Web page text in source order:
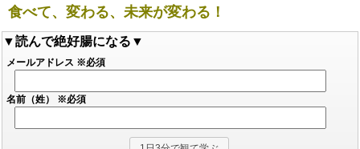
食べて、変わる、未来が変わる！
▼読んで絶好腸になる▼
メールアドレス ※必須
名前（姓） ※必須